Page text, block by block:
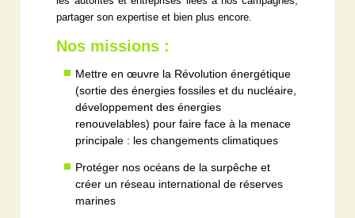
partager son expertise et bien plus encore.
Nos missions :
Mettre en œuvre la Révolution énergétique
(sortie des énergies fossiles et du nucléaire,
développement des énergies
renouvelables) pour faire face à la menace
principale : les changements climatiques
Protéger nos océans de la surpêche et
créer un réseau international de réserves
marines